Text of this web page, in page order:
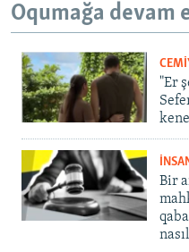
Oqumağa devam
"Er
Bir